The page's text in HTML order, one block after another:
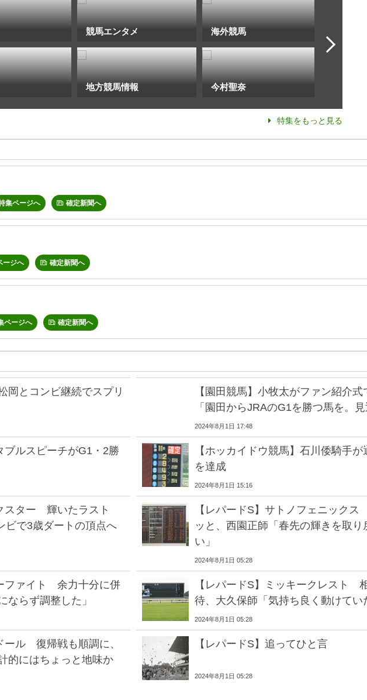
競馬エンタメ
地方競馬情報
海外競馬
今村聖奈
特集をもっと見る
集ページへ 確定新聞へ
ージへ 確定新聞へ
ページへ 確定新聞へ
岡とコンビ継続でスプリ
【園田競馬】小牧太がファン紹介式
「園田からJRAのG1を勝つ馬を。見
2024年8月1日 17:48
ブルスピーチがG1・2勝
【ホッカイドウ競馬】石川倭騎手が
を達成
2024年8月1日 15:16
スター 輝いたラスト
ビで3歳ダートの頂点へ
【レパードS】サトノフェニック
ッと、西園正師「春先の輝きを取り
い」
2024年8月1日 05:28
ファイト 余力十分に併
ならず調整した」
【レパードS】ミッキークレスト
待、大久保師「気持ち良く動けてい
2024年8月1日 05:28
ール 復帰戦も順調に、
的にはちょっと地味か
【レパードS】追ってひと言
2024年8月1日 05:28